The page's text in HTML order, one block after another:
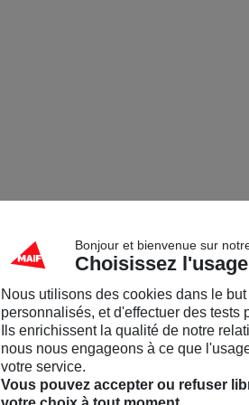
Bonjour et bienvenue sur
Choisissez
Nous utilisons des cookies dans le
personnalisés, et d'effectuer des tests
Ils enrichissent la qualité de notre
nous nous engageons à ce que
votre service.
Vous pouvez accepter ou refuser